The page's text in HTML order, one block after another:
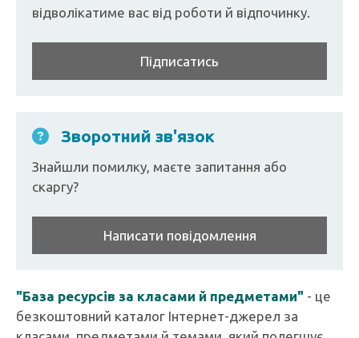
відволікатиме вас від роботи й відпочинку.
Підписатись
Зворотний зв'язок
Знайшли помилку, маєте запитання або
скаргу?
Написати повідомлення
"База ресурсів за класами й предметами" - це
безкоштовний каталог Інтернет-джерел за